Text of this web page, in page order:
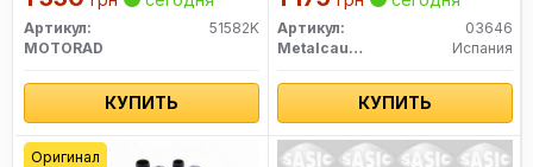
Артикул:
51582K
MOTORAD
КУПИТЬ
Артикул:
03646
Metalcaucho
Испания
КУПИТЬ
Оригинал